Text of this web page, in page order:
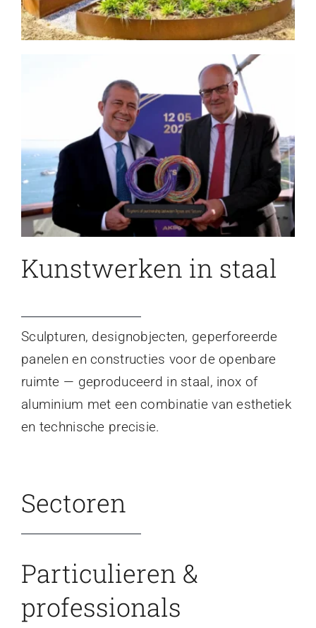
Kunstwerken in staal
Sculpturen, designobjecten, geperforeerde
panelen en constructies voor de openbare
ruimte — geproduceerd in staal, inox of
aluminium met een combinatie van esthetiek
en technische precisie.
Sectoren
Particulieren &
professionals